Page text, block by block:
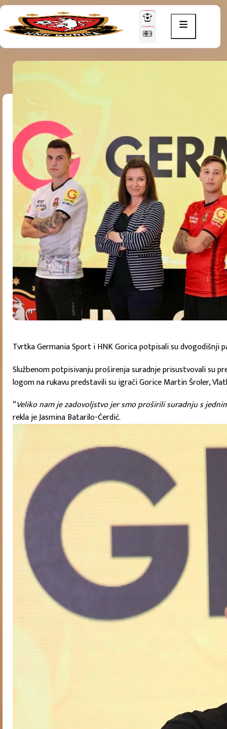
Tvrtka Germania Sport i HNK Gorica potpisali su
Službenom potpisivanju proširenja suradnje prisustvovali su
logom na rukavu predstavili su igrači Gorice Martin Šroler,
“Veliko nam je zadovoljstvo jer smo proširili suradnju s
rekla je Jasmina Batarilo-Ćerdić.